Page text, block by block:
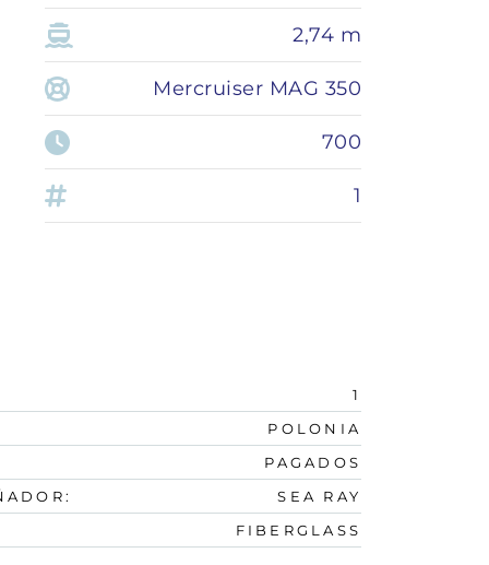
2,74 m
Mercruiser MAG 350
700
1
1
POLONIA
PAGADOS
SEA RAY
FIBERGLASS